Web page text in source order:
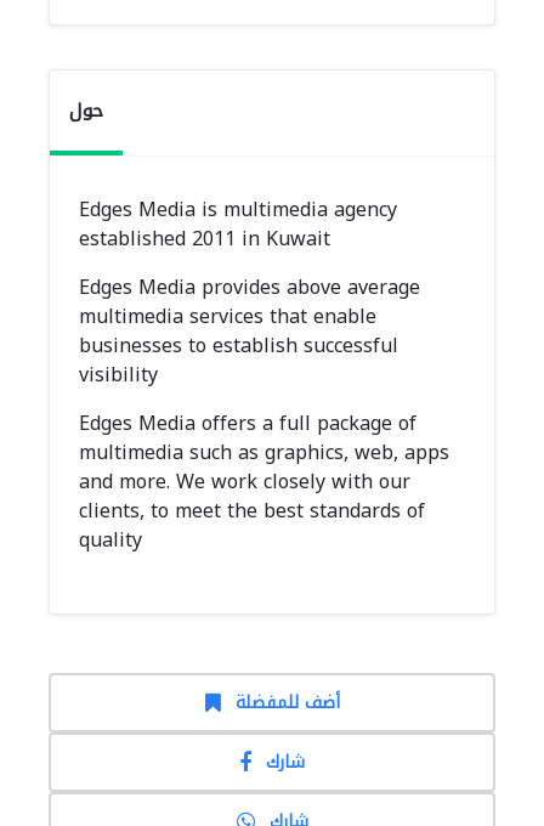
حول
Edges Media is multimedia agency
established 2011 in Kuwait
Edges Media provides above average
multimedia services that enable
businesses to establish successful
visibility
Edges Media offers a full package of
multimedia such as graphics, web, apps
and more. We work closely with our
clients, to meet the best standards of
quality
أضف للمفضلة
شارك